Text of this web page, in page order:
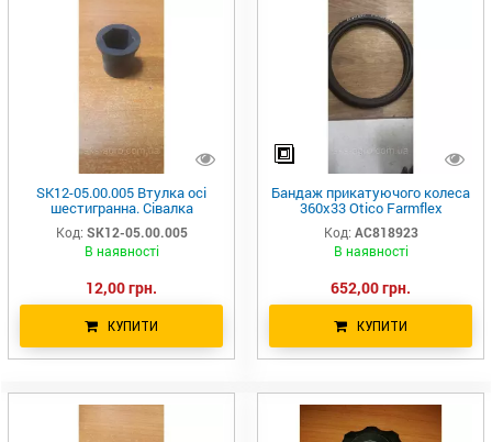
SK12-05.00.005 Втулка осі
шестигранна. Сівалка
Мультікорн.
Код: SK12-05.00.005
В наявності
12,00 грн.
КУПИТИ
Бандаж прикaтуючого колеса
360х33 Otico Farmflex
005427.00 оригінал 200062706
LD034 AC818923
Код: AC818923
В наявності
652,00 грн.
КУПИТИ